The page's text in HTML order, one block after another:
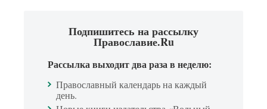
Подпишитесь на рассылку
Православие.Ru
Рассылка выходит два раза в неделю:
Православный календарь на каждый
день.